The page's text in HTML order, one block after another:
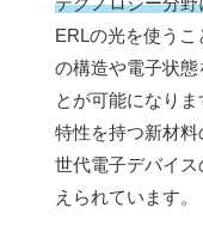
ERLの光を使う
の構造や電子状態
とが可能になり
特性を持つ新材
世代電子デバイ
えられています。